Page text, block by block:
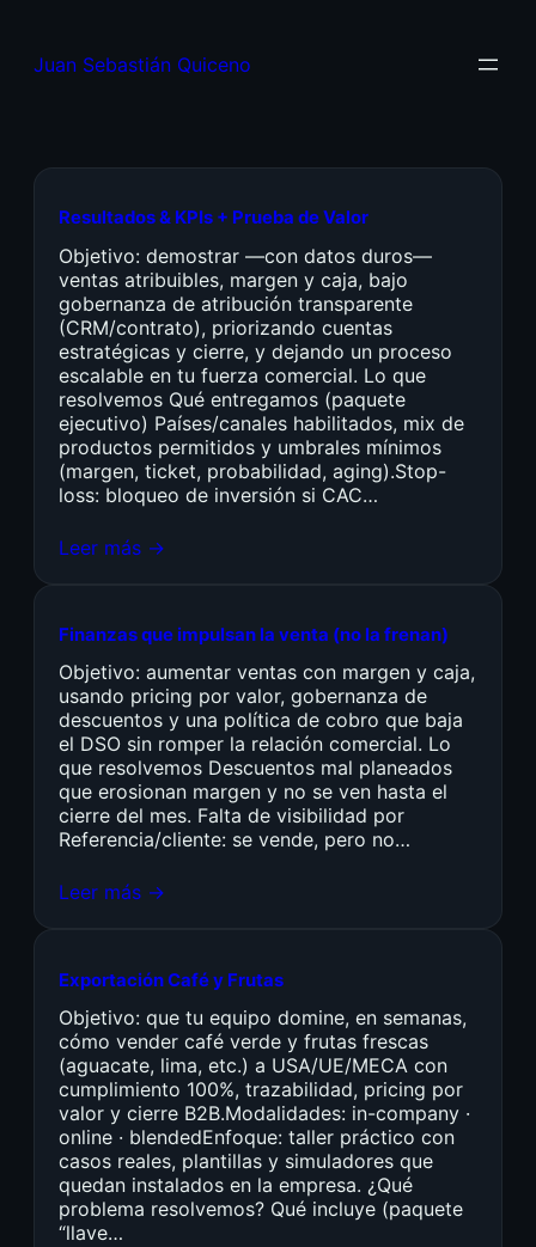
Juan Sebastián Quiceno
Resultados & KPIs + Prueba de Valor
Objetivo: demostrar —con datos duros—
ventas atribuibles, margen y caja, bajo
gobernanza de atribución transparente
(CRM/contrato), priorizando cuentas
estratégicas y cierre, y dejando un proceso
escalable en tu fuerza comercial. Lo que
resolvemos Qué entregamos (paquete
ejecutivo) Países/canales habilitados, mix de
productos permitidos y umbrales mínimos
(margen, ticket, probabilidad, aging).Stop-
loss: bloqueo de inversión si CAC…
Leer más →
Finanzas que impulsan la venta (no la frenan)
Objetivo: aumentar ventas con margen y caja,
usando pricing por valor, gobernanza de
descuentos y una política de cobro que baja
el DSO sin romper la relación comercial. Lo
que resolvemos Descuentos mal planeados
que erosionan margen y no se ven hasta el
cierre del mes. Falta de visibilidad por
Referencia/cliente: se vende, pero no…
Leer más →
Exportación Café y Frutas
Objetivo: que tu equipo domine, en semanas,
cómo vender café verde y frutas frescas
(aguacate, lima, etc.) a USA/UE/MECA con
cumplimiento 100%, trazabilidad, pricing por
valor y cierre B2B.Modalidades: in-company ·
online · blendedEnfoque: taller práctico con
casos reales, plantillas y simuladores que
quedan instalados en la empresa. ¿Qué
problema resolvemos? Qué incluye (paquete
“llave…